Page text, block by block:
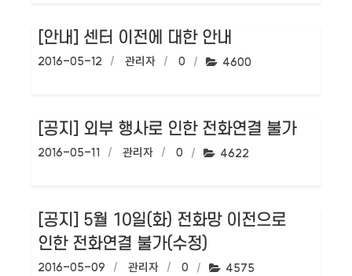
[안내] 센터 이전에 대한 안내
작성일:
2016-05-12 작성자:
관리자 댓글수:
0 조회수:
4600
[공지] 외부 행사로 인한 전화연결 불가
작성일:
2016-05-11 작성자:
관리자 댓글수:
0 조회수:
4622
[공지] 5월 10일(화) 전화망 이전으로
인한 전화연결 불가(수정)
작성일:
2016-05-09 작성자:
관리자 댓글수:
0 조회수:
4575